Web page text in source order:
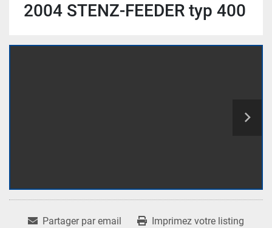
2004 STENZ-FEEDER typ 400
Partager par email Imprimez votre listing